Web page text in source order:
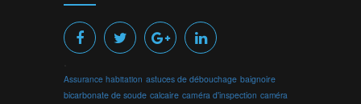
Assurance habitation astuces de débouchage baignoire
bicarbonate de soude calcaire caméra d'inspection caméra